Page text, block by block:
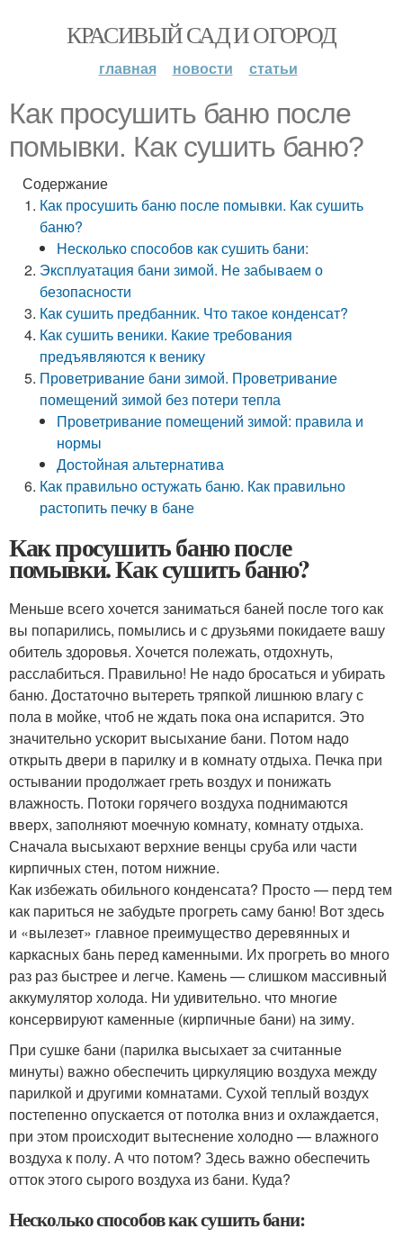
КРАСИВЫЙ САД И ОГОРОД
главная новости статьи
Как просушить баню после
помывки. Как сушить баню?
Содержание
Как просушить баню после помывки. Как сушить
баню?
Несколько способов как сушить бани:
Эксплуатация бани зимой. Не забываем о
безопасности
Как сушить предбанник. Что такое конденсат?
Как сушить веники. Какие требования
предъявляются к венику
Проветривание бани зимой. Проветривание
помещений зимой без потери тепла
Проветривание помещений зимой: правила и
нормы
Достойная альтернатива
Как правильно остужать баню. Как правильно
растопить печку в бане
Как просушить баню после
помывки. Как сушить баню?
Меньше всего хочется заниматься баней после того как
вы попарились, помылись и с друзьями покидаете вашу
обитель здоровья. Хочется полежать, отдохнуть,
расслабиться. Правильно! Не надо бросаться и убирать
баню. Достаточно вытереть тряпкой лишнюю влагу с
пола в мойке, чтоб не ждать пока она испарится. Это
значительно ускорит высыхание бани. Потом надо
открыть двери в парилку и в комнату отдыха. Печка при
остывании продолжает греть воздух и понижать
влажность. Потоки горячего воздуха поднимаются
вверх, заполняют моечную комнату, комнату отдыха.
Сначала высыхают верхние венцы сруба или части
кирпичных стен, потом нижние.
Как избежать обильного конденсата? Просто — перд тем
как париться не забудьте прогреть саму баню! Вот здесь
и «вылезет» главное преимущество деревянных и
каркасных бань перед каменными. Их прогреть во много
раз раз быстрее и легче. Камень — слишком массивный
аккумулятор холода. Ни удивительно. что многие
консервируют каменные (кирпичные бани) на зиму.
При сушке бани (парилка высыхает за считанные
минуты) важно обеспечить циркуляцию воздуха между
парилкой и другими комнатами. Сухой теплый воздух
постепенно опускается от потолка вниз и охлаждается,
при этом происходит вытеснение холодно — влажного
воздуха к полу. А что потом? Здесь важно обеспечить
отток этого сырого воздуха из бани. Куда?
Несколько способов как сушить бани: